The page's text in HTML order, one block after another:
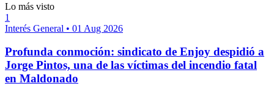
Lo más visto
1
Interés General • 01 Aug 2026
Profunda conmoción: sindicato de Enjoy despidió a
Jorge Pintos, una de las víctimas del incendio fatal
en Maldonado